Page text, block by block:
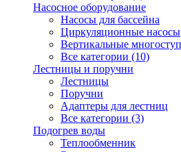
Насосное оборудование
Насосы для бассейна
Циркуляционные насосы
Вертикальные
Все категории (10)
Лестницы и поручни
Лестницы
Поручни
Адаптеры для лестниц
Все категории (3)
Подогрев воды
Теплообменник